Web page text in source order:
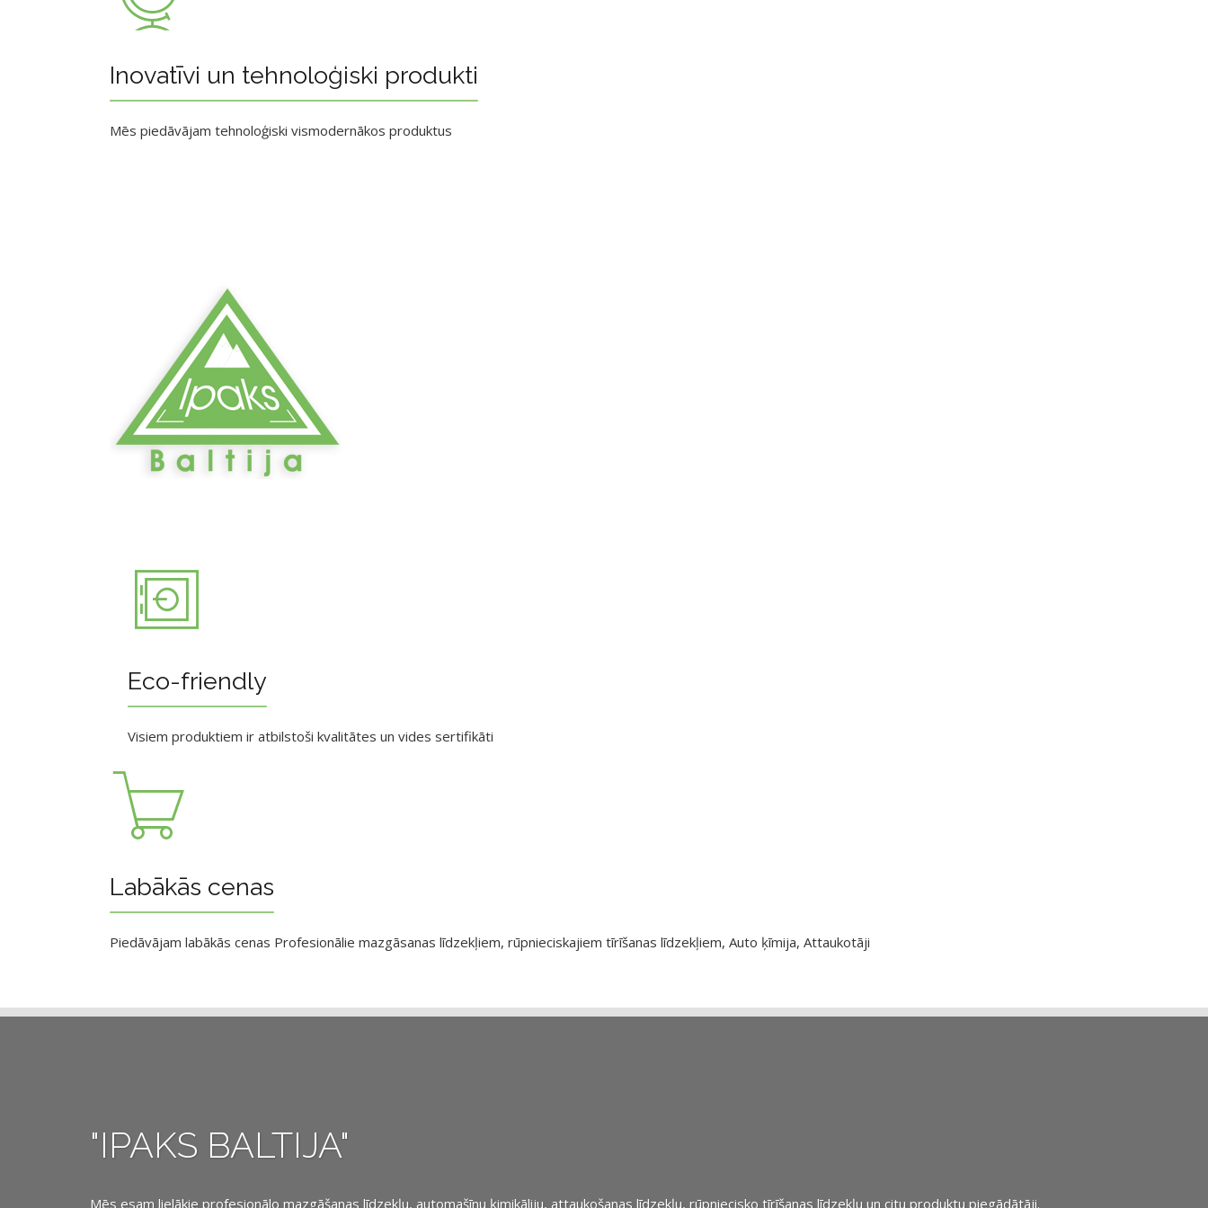
Inovatīvi un tehnoloģiski produkti
Mēs piedāvājam tehnoloģiski vismodernākos produktus
Eco-friendly
Visiem produktiem ir atbilstoši kvalitātes un vides sertifikāti
Labākās cenas
Piedāvājam labākās cenas Profesionālie mazgāsanas līdzekļiem, rūpnieciskajiem tīrīšanas līdzekļiem, Auto ķīmija, Attaukotāji
"IPAKS BALTIJA"
Mēs esam lielākie profesionālo mazgāšanas līdzekļu, automašīnu ķimikāliju, attaukošanas līdzekļu, rūpniecisko tīrīšanas līdzekļu un citu produktu piegādātāji.